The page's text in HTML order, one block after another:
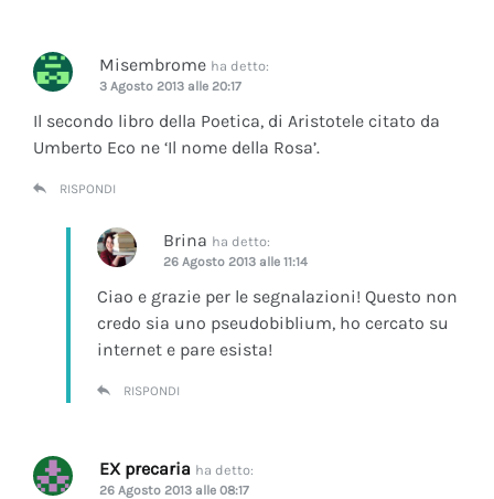
Misembrome ha detto:
3 Agosto 2013 alle 20:17
Il secondo libro della Poetica, di Aristotele citato da
Umberto Eco ne ‘Il nome della Rosa’.
RISPONDI
Brina ha detto:
26 Agosto 2013 alle 11:14
Ciao e grazie per le segnalazioni! Questo non
credo sia uno pseudobiblium, ho cercato su
internet e pare esista!
RISPONDI
EX precaria ha detto:
26 Agosto 2013 alle 08:17